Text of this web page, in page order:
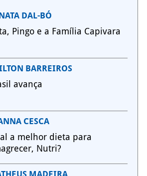
DAL-BÓ
Pingo e a Família Capivara
BARREIROS
avança
CESCA
a melhor dieta para
Nutri?